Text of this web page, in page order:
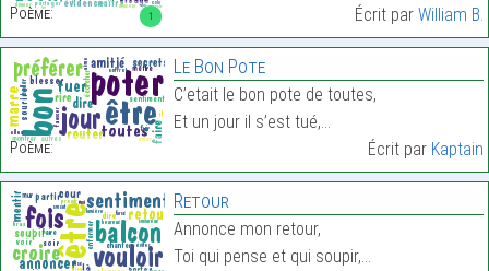
1
Poème:
Écrit par William B.
Poème:
Le Bon Pote
C’etait le bon pote de toutes,
Et un jour il s’est tué,…
Écrit par Kaptain
Retour
Annonce mon retour,
Toi qui pense et qui soupir,…